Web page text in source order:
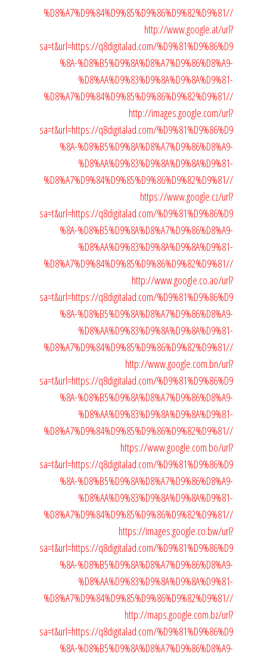
%D8%A7%D9%84%D9%85%D9%86%D9%82%D9%81//
http://www.google.at/url?
sa=t&url=https://q8digitalad.com/%D9%81%D9%86%D9
%8A-%D8%B5%D9%8A%D8%A7%D9%86%D8%A9-
%D8%AA%D9%83%D9%8A%D9%8A%D9%81-
%D8%A7%D9%84%D9%85%D9%86%D9%82%D9%81//
http://images.google.com/url?
sa=t&url=https://q8digitalad.com/%D9%81%D9%86%D9
%8A-%D8%B5%D9%8A%D8%A7%D9%86%D8%A9-
%D8%AA%D9%83%D9%8A%D9%8A%D9%81-
%D8%A7%D9%84%D9%85%D9%86%D9%82%D9%81//
https://www.google.cz/url?
sa=t&url=https://q8digitalad.com/%D9%81%D9%86%D9
%8A-%D8%B5%D9%8A%D8%A7%D9%86%D8%A9-
%D8%AA%D9%83%D9%8A%D9%8A%D9%81-
%D8%A7%D9%84%D9%85%D9%86%D9%82%D9%81//
http://www.google.co.ao/url?
sa=t&url=https://q8digitalad.com/%D9%81%D9%86%D9
%8A-%D8%B5%D9%8A%D8%A7%D9%86%D8%A9-
%D8%AA%D9%83%D9%8A%D9%8A%D9%81-
%D8%A7%D9%84%D9%85%D9%86%D9%82%D9%81//
http://www.google.com.bn/url?
sa=t&url=https://q8digitalad.com/%D9%81%D9%86%D9
%8A-%D8%B5%D9%8A%D8%A7%D9%86%D8%A9-
%D8%AA%D9%83%D9%8A%D9%8A%D9%81-
%D8%A7%D9%84%D9%85%D9%86%D9%82%D9%81//
https://www.google.com.bo/url?
sa=t&url=https://q8digitalad.com/%D9%81%D9%86%D9
%8A-%D8%B5%D9%8A%D8%A7%D9%86%D8%A9-
%D8%AA%D9%83%D9%8A%D9%8A%D9%81-
%D8%A7%D9%84%D9%85%D9%86%D9%82%D9%81//
https://images.google.co.bw/url?
sa=t&url=https://q8digitalad.com/%D9%81%D9%86%D9
%8A-%D8%B5%D9%8A%D8%A7%D9%86%D8%A9-
%D8%AA%D9%83%D9%8A%D9%8A%D9%81-
%D8%A7%D9%84%D9%85%D9%86%D9%82%D9%81//
http://maps.google.com.bz/url?
sa=t&url=https://q8digitalad.com/%D9%81%D9%86%D9
%8A-%D8%B5%D9%8A%D8%A7%D9%86%D8%A9-